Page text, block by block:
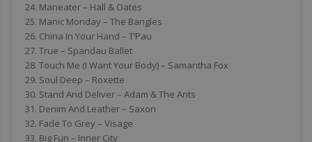
24. Maneater – Hall & Oates
25. Manic Monday – The Bangles
26. China In Your Hand – T’Pau
27. True – Spandau Ballet
28. Touch Me (I Want Your Body) – Samantha Fox
29. Soul Deep – Roxette
30. Stand And Deliver – Adam & The Ants
31. Denim And Leather – Saxon
32. Fade To Grey – Visage
33. Big Fun – Inner City